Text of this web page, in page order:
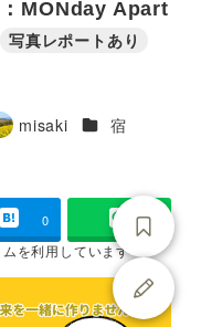
MONday Apart
写真レポートあり
misaki 施設ジャンル
宿
0
を利用しています